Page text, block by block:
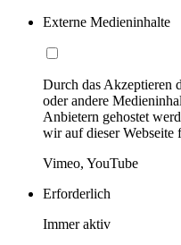
Externe Medieninhalte
Durch das Akzeptieren
oder andere
Anbietern gehostet
wir auf dieser Webseite
Vimeo, YouTube
Erforderlich
Immer aktiv